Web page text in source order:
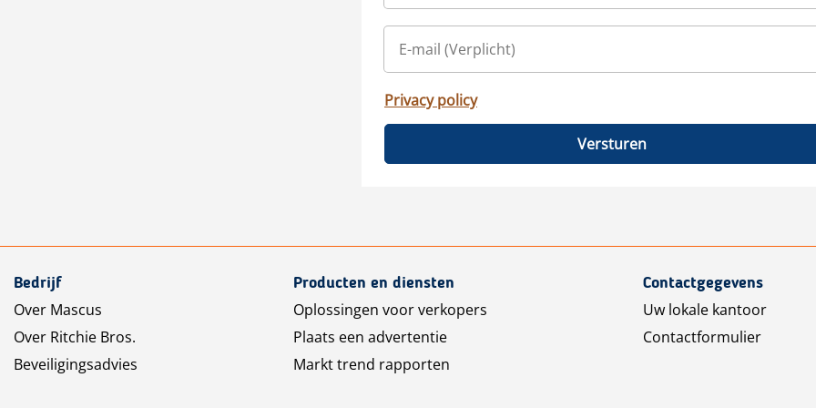
Privacy policy
Versturen
Bedrijf
Over Mascus
Over Ritchie Bros.
Beveiligingsadvies
Producten en diensten
Oplossingen voor verkopers
Plaats een advertentie
Markt trend rapporten
Contactgegevens
Uw lokale kantoor
Contactformulier